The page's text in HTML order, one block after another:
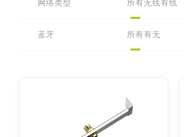
网络类型 所有无线有线
蓝牙 所有有无